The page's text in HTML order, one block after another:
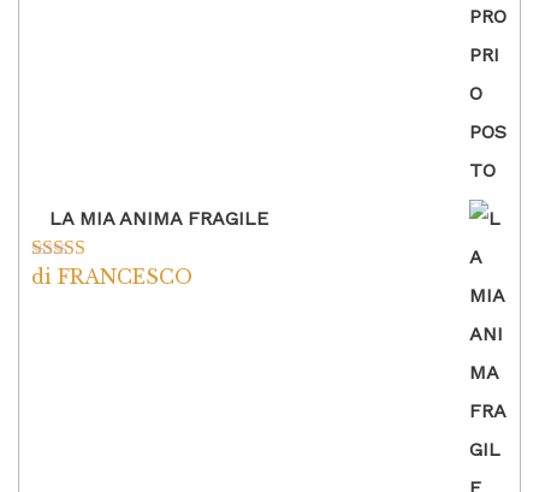
LA MIA ANIMA FRAGILE
Valutato5su
di FRANCESCO